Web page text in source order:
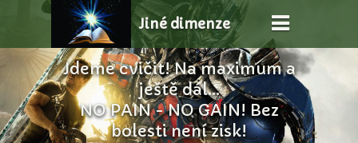
Jdeme cvičit! Na maximum a
ještě dál...
NO PAIN - NO GAIN! Bez
bolesti není zisk!
Jiné dimenze